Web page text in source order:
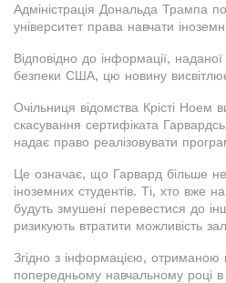
Адміністрація Дональда Трампа
університет права навчати
Відповідно до інформації,
безпеки США, цю новину
Очільниця відомства Крісті Ноем
скасування сертифіката
надає право реалізовувати
Це означає, що Гарвард більше
іноземних студентів. Ті, хто вже
будуть змушені перевестися до
ризикують втратити можливість
Згідно з інформацією, отриманою
попередньому навчальному році в